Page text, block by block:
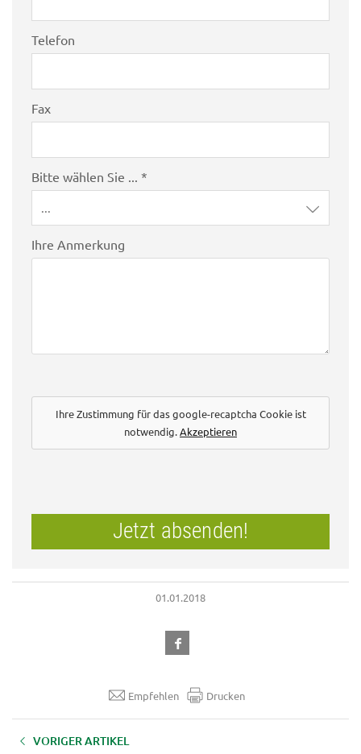
Telefon
Fax
Bitte wählen Sie ... *
...
Ihre Anmerkung
Ihre Zustimmung für das google-recaptcha Cookie ist
notwendig.Akzeptieren
Jetzt absenden!
01.01.2018
Empfehlen Drucken
VORIGER ARTIKEL